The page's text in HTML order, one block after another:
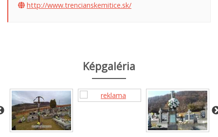
http://www.trencianskemitice.sk/
Képgaléria